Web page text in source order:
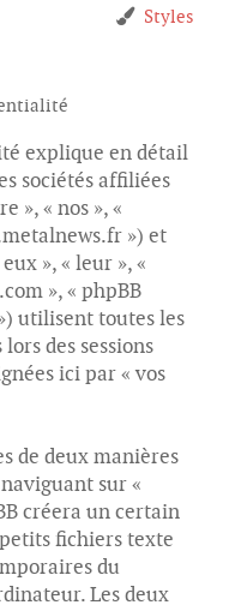
Styles
explique en détail
sociétés affiliées
», « nos », «
») et
», « leur », «
», « phpBB
utilisent toutes les
des sessions
ici par « vos
de deux manières
sur «
créera un certain
fichiers texte
du
Les deux